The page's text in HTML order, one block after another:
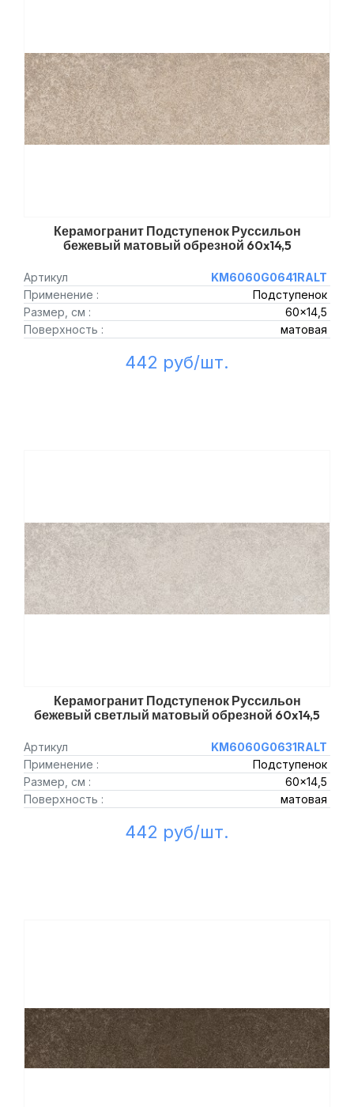
Керамогранит Подступенок Руссильон
бежевый матовый обрезной 60x14,5
Артикул
KM6060G0641RALT
Применение :
Подступенок
Размер, см :
60x14,5
Поверхность :
матовая
442 руб/шт.
Керамогранит Подступенок Руссильон
бежевый светлый матовый обрезной 60x14,5
Артикул
KM6060G0631RALT
Применение :
Подступенок
Размер, см :
60x14,5
Поверхность :
матовая
442 руб/шт.